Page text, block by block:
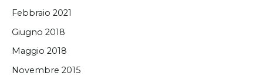
Febbraio 2021
Giugno 2018
Maggio 2018
Novembre 2015